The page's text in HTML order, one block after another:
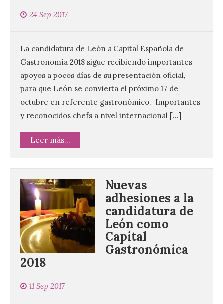
24 Sep 2017
La candidatura de León a Capital Española de
Gastronomía 2018 sigue recibiendo importantes
apoyos a pocos días de su presentación oficial,
para que León se convierta el próximo 17 de
octubre en referente gastronómico. Importantes
y reconocidos chefs a nivel internacional […]
Leer más...
Nuevas
adhesiones a la
candidatura de
León como
Capital
Gastronómica
2018
11 Sep 2017
Vuelve la tradicional Feria
de Dulces del Convento a